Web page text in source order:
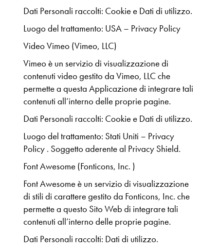
Dati Personali raccolti: Cookie e Dati di utilizzo.
Luogo del trattamento: USA – Privacy Policy
Video Vimeo (Vimeo, LLC)
Vimeo è un servizio di visualizzazione di
contenuti video gestito da Vimeo, LLC che
permette a questa Applicazione di integrare tali
contenuti all’interno delle proprie pagine.
Dati Personali raccolti: Cookie e Dati di utilizzo.
Luogo del trattamento: Stati Uniti – Privacy
Policy . Soggetto aderente al Privacy Shield.
Font Awesome (Fonticons, Inc. )
Font Awesome è un servizio di visualizzazione
di stili di carattere gestito da Fonticons, Inc. che
permette a questo Sito Web di integrare tali
contenuti all’interno delle proprie pagine.
Dati Personali raccolti: Dati di utilizzo.